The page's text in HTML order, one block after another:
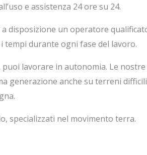
e assistenza 24 ore su 24.
disposizione un operatore
tempi durante ogni fase del lavoro.
puoi lavorare in autonomia. Le nostre
generazione anche su terreni
specializzati nel movimento terra.